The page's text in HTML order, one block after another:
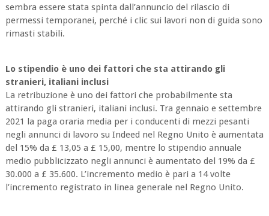
sembra essere stata spinta dall’annuncio del rilascio di
permessi temporanei, perché i clic sui lavori non di guida sono
rimasti stabili.
Lo stipendio è uno dei fattori che sta attirando gli
stranieri, italiani inclusi
La retribuzione è uno dei fattori che probabilmente sta
attirando gli stranieri, italiani inclusi. Tra gennaio e settembre
2021 la paga oraria media per i conducenti di mezzi pesanti
negli annunci di lavoro su Indeed nel Regno Unito è aumentata
del 15% da £ 13,05 a £ 15,00, mentre lo stipendio annuale
medio pubblicizzato negli annunci è aumentato del 19% da £
30.000 a £ 35.600. L’incremento medio è pari a 14 volte
l’incremento registrato in linea generale nel Regno Unito.